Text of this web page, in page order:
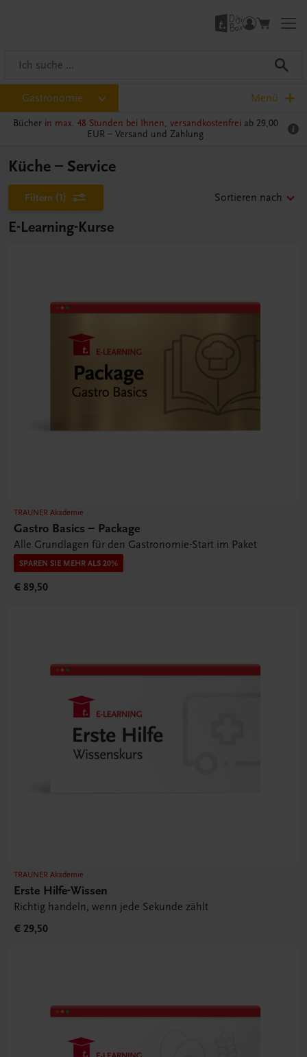
Gastronomie Menü
Bücher in max. 48 Stunden bei Ihnen, versandkostenfrei ab 29,00
EUR – Versand und Zahlung
Küche – Service
Filtern (1) Sortieren nach
E-Learning-Kurse
TRAUNER Akademie
Gastro Basics – Package
Alle Grundlagen für den Gastronomie-Start im Paket
SPAREN SIE MEHR ALS 20%
€ 89,50
TRAUNER Akademie
Erste Hilfe-Wissen
Richtig handeln, wenn jede Sekunde zählt
€ 29,50